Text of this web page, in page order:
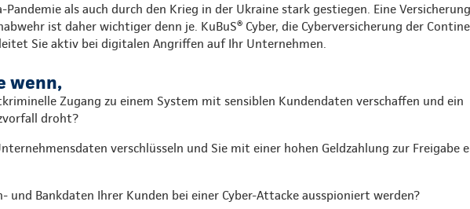
Pandemie als auch durch den Krieg in der Ukraine stark gestiegen. Eine
ist daher wichtiger denn je. KuBuS® Cyber, die Cyberversicherung der
Sie aktiv bei digitalen Angriffen auf Ihr Unternehmen.
wenn,
Zugang zu einem System mit sensiblen Kundendaten verschaffen und ein
droht?
verschlüsseln und Sie mit einer hohen Geldzahlung zur Freigabe
und Bankdaten Ihrer Kunden bei einer Cyber-Attacke ausspioniert werden?